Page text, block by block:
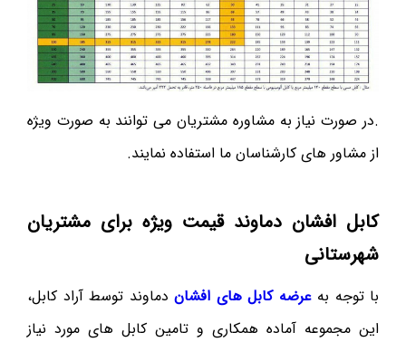
.در صورت نیاز به مشاوره مشتریان می توانند به صورت ویژه
از مشاور های کارشناسان ما استفاده نمایند.
کابل افشان دماوند قیمت ویژه برای مشتریان
شهرستانی
با توجه بهعرضه کابل های افشان دماوند توسط آراد کابل،
این مجموعه آماده همکاری و تامین کابل های مورد نیاز